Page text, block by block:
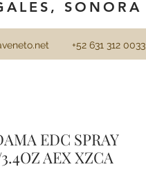
SONORA
+52 631 312 0033
EDC SPRAY
AEX XZCA